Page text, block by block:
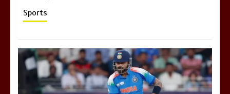
Sports